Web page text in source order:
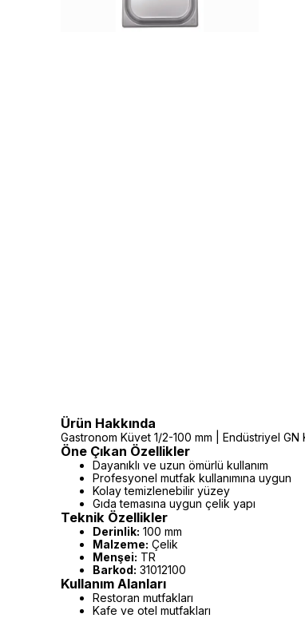
Ürün Hakkında
Gastronom Küvet 1/2-100 mm | Endüstriyel
Öne Çıkan Özellikler
Dayanıklı ve uzun ömürlü kullanım
Profesyonel mutfak kullanımına uygun
Kolay temizlenebilir yüzey
Gıda temasına uygun çelik yapı
Teknik Özellikler
Derinlik: 100 mm
Malzeme: Çelik
Menşei: TR
Barkod: 31012100
Kullanım Alanları
Restoran mutfakları
Kafe ve otel mutfakları